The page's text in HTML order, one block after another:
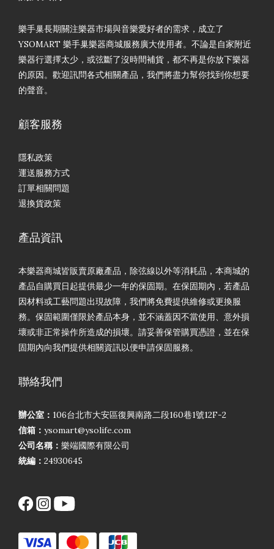
樂手巢長期關注樂器市場與音樂愛好者的需求，成立了
YSOMART 樂手巢樂器商城服務廣大使用者。不論是自家附近
樂器行選擇太少，或弦斷了沒時間補貨，都不再是你放下樂器
的原因。歡迎訊問各式相關產品，我們將盡力幫你找到你想要
的聲音。
顧客服務
隱私政策
運送服務方式
訂單相關問題
退換貨政策
產品資訊
本樂器商城皆販賣原廠產品，除弦線以外等消耗品，本商城的
產品自購買日起提供最少一年的保固期。在保固期內，若產品
因材料或工藝問題出現故障，我們將免費提供維修或更換服
務。保固範圍僅限於產品本身，並不涵蓋因不當使用、意外損
壞或非正常操作所造成的損壞。請妥善保管購買憑證，並在保
固期內向我們提供相關資訊以便申請保固服務。
聯絡我們
辦公室： 106台北市大安區復興南路二段160巷1號12F-2
信箱： ysomart@ysolife.com
公司名稱： 樂端國際有限公司
統編： 24930645